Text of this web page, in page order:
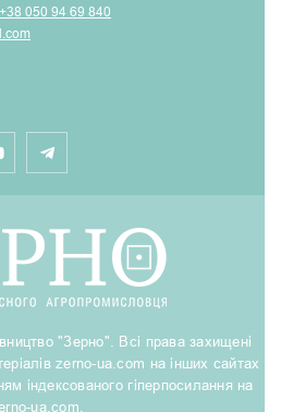
+38 050 94 69 840
"Зерно". Всі права захищені
zerno-ua.com на інших сайтах
індексованого гіперпосилання на
ua.com.